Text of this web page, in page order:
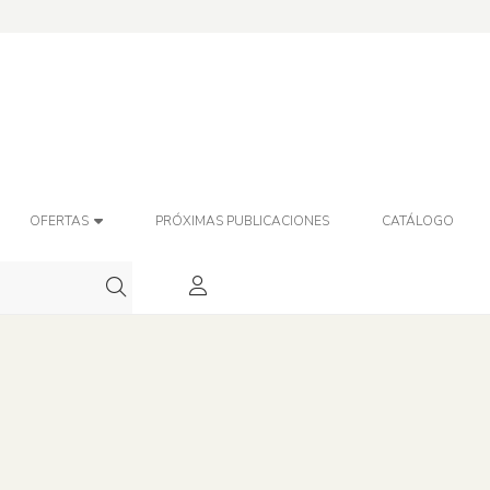
OFERTAS PRÓXIMAS PUBLICACIONES CATÁLOGO